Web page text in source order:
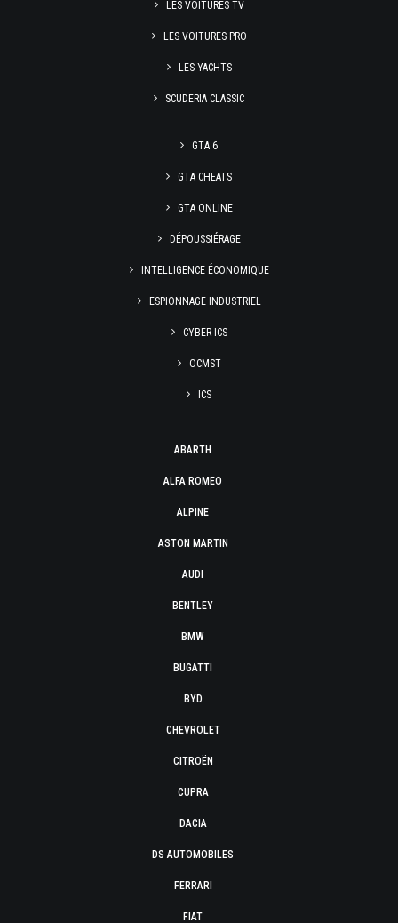
LES VOITURES TV
LES VOITURES PRO
LES YACHTS
SCUDERIA CLASSIC
GTA 6
GTA CHEATS
GTA ONLINE
DÉPOUSSIÉRAGE
INTELLIGENCE ÉCONOMIQUE
ESPIONNAGE INDUSTRIEL
CYBER ICS
OCMST
ICS
ABARTH
ALFA ROMEO
ALPINE
ASTON MARTIN
AUDI
BENTLEY
BMW
BUGATTI
BYD
CHEVROLET
CITROËN
CUPRA
DACIA
DS AUTOMOBILES
FERRARI
FIAT